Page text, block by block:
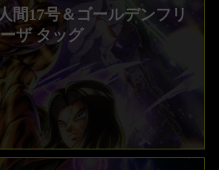
ーザ タッグ